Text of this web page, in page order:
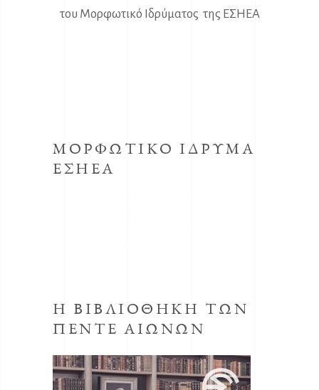
του Μορφωτικό Ιδρύματος της ΕΣΗΕΑ
ΜΟΡΦΩΤΙΚΟ ΙΔΡΥΜΑ
ΕΣΗΕΑ
Η ΒΙΒΛΙΟΘΗΚΗ ΤΩΝ
ΠΕΝΤΕ ΑΙΩΝΩΝ